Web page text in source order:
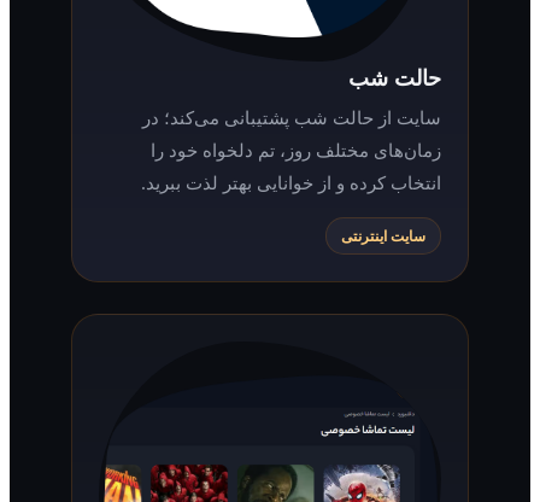
حالت شب
سایت از حالت شب پشتیبانی می‌کند؛ در
زمان‌های مختلف روز، تم دلخواه خود را
انتخاب کرده و از خوانایی بهتر لذت ببرید.
سایت اینترنتی